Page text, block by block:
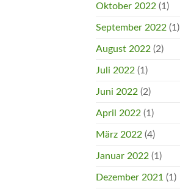
Oktober 2022 (1)
September 2022 (1)
August 2022 (2)
Juli 2022 (1)
Juni 2022 (2)
April 2022 (1)
März 2022 (4)
Januar 2022 (1)
Dezember 2021 (1)